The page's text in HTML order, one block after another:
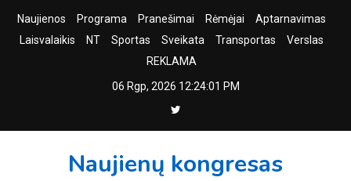
Naujienos Programa Pranešimai Rėmėjai
Aptarnavimas
Laisvalaikis
NT Sportas Sveikata Transportas
Verslas
REKLAMA
06 Rgp, 2026 12:24:02 PM
Naujienų kongresas